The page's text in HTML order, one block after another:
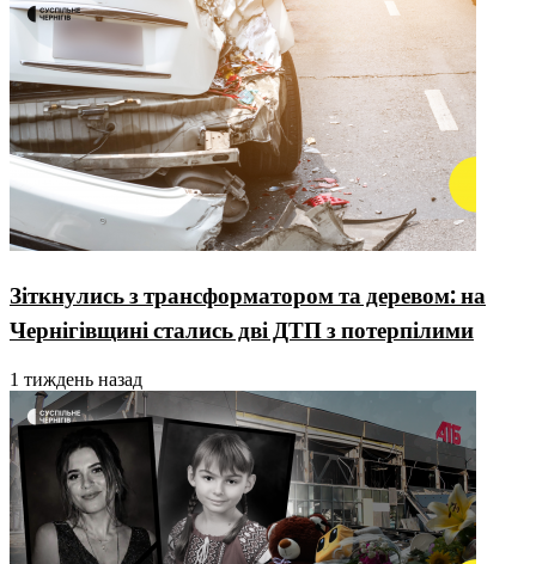
Зіткнулись з трансформатором та деревом: на
Чернігівщині стались дві ДТП з потерпілими
1 тиждень назад